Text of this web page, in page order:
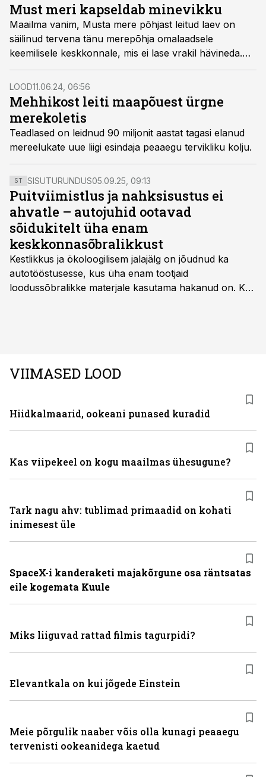
Must meri kapseldab minevikku
Maailma vanim, Musta mere põhjast leitud laev on
säilinud tervena tänu merepõhja omalaadsele
keemilisele keskkonnale, mis ei lase vrakil hävineda.
Nüüd kergitavad 3D-skannerite, sonari ja kaameraga
varustatud allveerobotid saladus­loori sellelt, kuidas
Musta mere põhjakihid üldse selliseks said.
LOOD11.06.24, 06:56
Mehhikost leiti maapõuest ürgne
merekoletis
Teadlased on leidnud 90 miljonit aastat tagasi elanud
mereelukate uue liigi esindaja peaaegu tervikliku kolju.
ST SISUTURUNDUS05.09.25, 09:13
Puitviimistlus ja nahksisustus ei
ahvatle – autojuhid ootavad
sõidukitelt üha enam
keskkonnasõbralikkust
Kestlikkus ja ökoloogilisem jalajälg on jõudnud ka
autotööstusesse, kus üha enam tootjaid
loodussõbralikke materjale kasutama hakanud on. Kui
VIIMASED LOOD
Hiidkalmaarid, ookeani punased kuradid
Kas viipekeel on kogu maailmas ühesugune?
Tark nagu ahv: tublimad primaadid on kohati
inimesest üle
SpaceX-i kanderaketi majakõrgune osa räntsatas
eile kogemata Kuule
Miks liiguvad rattad filmis tagurpidi?
Elevantkala on kui jõgede Einstein
Meie põrgulik naaber võis olla kunagi peaaegu
tervenisti ookeanidega kaetud